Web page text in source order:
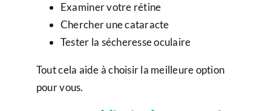
Examiner votre rétine
Chercher une cataracte
Tester la sécheresse oculaire
Tout cela aide à choisir la meilleure option
pour vous.